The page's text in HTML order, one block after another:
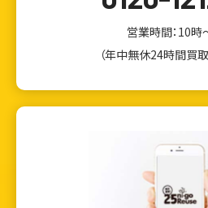
営業時間：10時
（年中無休24時間買取